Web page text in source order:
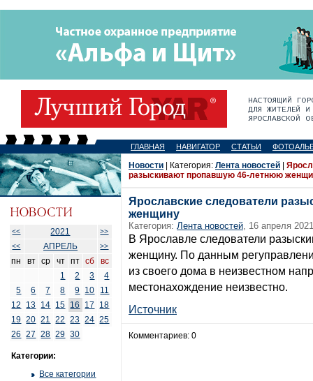
ГЛАВНАЯ НАВИГАТОР СТАТЬИ
<< 2021
>>
<<
АПРЕЛЬ >>
пн вт ср чт пт сб
вс
1
2 3
4
5
6 7 8 9 10
11
12
13 14 15 16 17
18
19 20 21 22 23 24 25
26
27 28 29 30
Категории:
Все категории
Новости | Категория: Лента новостей
разыскивают пропавшую 46-летнюю
Ярославские следователи
женщину
Категория: Лента новостей, 16 апреля
В Ярославле следователи
женщину. По данным
из своего дома в неизвестном
местонахождение неизвестно.
Источник
Комментариев: 0